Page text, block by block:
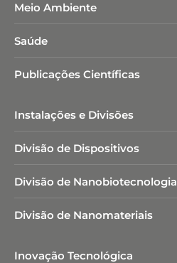
Meio Ambiente
Saúde
Publicações Científicas
Instalações e Divisões
Divisão de Dispositivos
Divisão de Nanobiotecnologia​
Divisão de Nanomateriais
Inovação Tecnológica